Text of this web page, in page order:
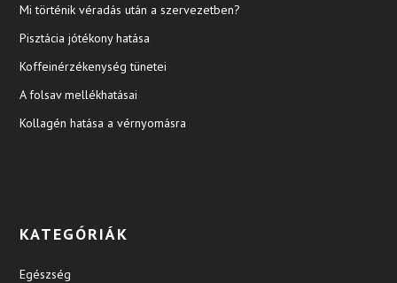
Mi történik véradás után a szervezetben?
Pisztácia jótékony hatása
Koffeinérzékenység tünetei
A folsav mellékhatásai
Kollagén hatása a vérnyomásra
KATEGÓRIÁK
Egészség